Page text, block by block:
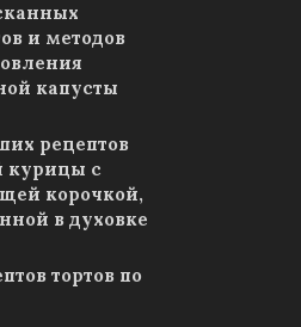
и методов
капусты
рецептов
курицы с
корочкой,
в духовке
тортов по